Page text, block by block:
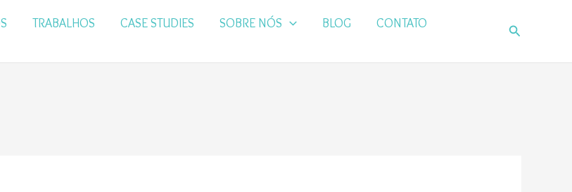
TRABALHOS CASE STUDIES SOBRE NÓS BLOG
CONTATO
Pesquisar